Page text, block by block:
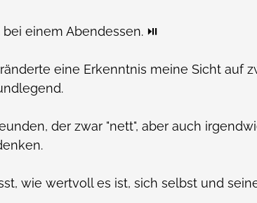
einem Abendessen. ⏯
eine Erkenntnis meine Sicht auf
der zwar "nett", aber auch
wie wertvoll es ist, sich selbst und